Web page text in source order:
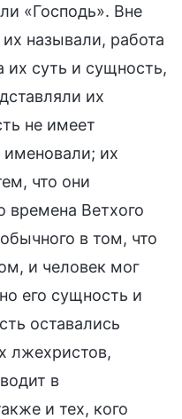
«Господь». Вне
называли, работа
их суть и сущность,
их
не имеет
именовали; их
что они
Ветхого
в том, что
и человек мог
его сущность и
оставались
лжехристов,
в
и тех, кого